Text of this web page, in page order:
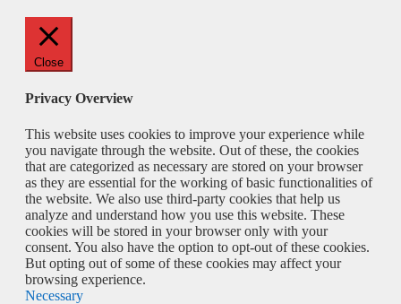
Close
Privacy Overview
This website uses cookies to improve your experience while
you navigate through the website. Out of these, the cookies
that are categorized as necessary are stored on your browser
as they are essential for the working of basic functionalities of
the website. We also use third-party cookies that help us
analyze and understand how you use this website. These
cookies will be stored in your browser only with your
consent. You also have the option to opt-out of these cookies.
But opting out of some of these cookies may affect your
browsing experience.
Necessary